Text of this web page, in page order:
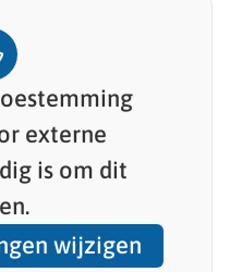
externe
is om dit
wijzigen